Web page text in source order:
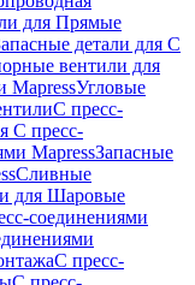
для Прямые
детали для С
вентили для
MapressУгловые
С пресс-
С пресс-
MapressЗапасные
Сливные
для Шаровые
соединениями
С пресс-